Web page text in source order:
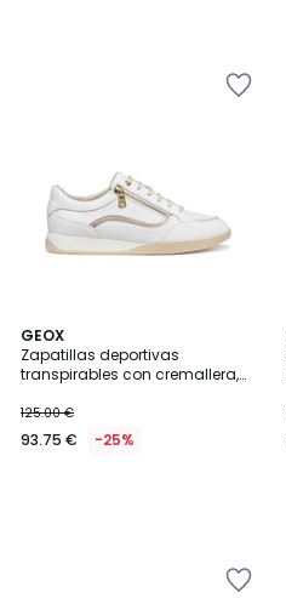
GEOX
Zapatillas deportivas
transpirables con cremallera,
125.00 €
93.75 € -25%